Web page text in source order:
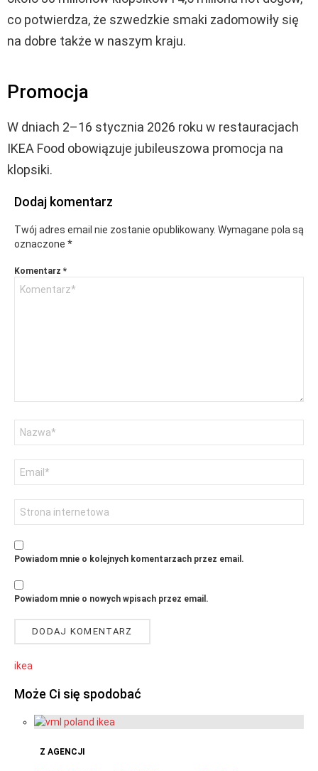
co potwierdza, że szwedzkie smaki zadomowiły się
na dobre także w naszym kraju.
Promocja
W dniach 2–16 stycznia 2026 roku w restauracjach
IKEA Food obowiązuje jubileuszowa promocja na
klopsiki.
Dodaj komentarz
Twój adres email nie zostanie opublikowany. Wymagane pola są
oznaczone *
Komentarz *
email
internetowa
Powiadom mnie o kolejnych komentarzach przez email.
Powiadom mnie o nowych wpisach przez email.
ikea
Może Ci się spodobać
Z AGENCJI